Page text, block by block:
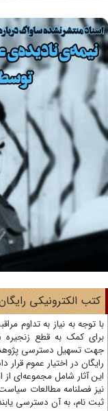
الکترونیکی رایگان
کمک به قطع زنجیره
تسهیل دسترسی
در اختیار عموم قرار داد.
آثار شامل مجموعه‌ای از
فصلنامه مطالعات سیاست
نام، به آن دسترسی یابند.